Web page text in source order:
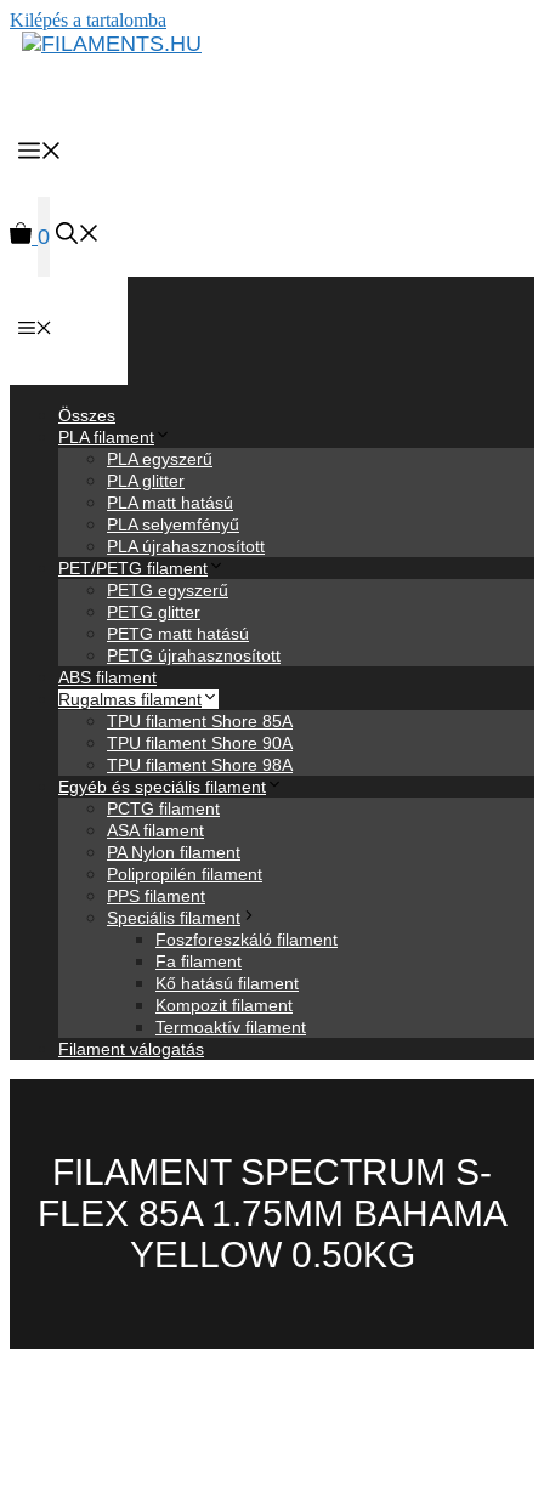
Kilépés a tartalomba
0
Összes
PLA filament
PLA egyszerű
PLA glitter
PLA matt hatású
PLA selyemfényű
PLA újrahasznosított
PET/PETG filament
PETG egyszerű
PETG glitter
PETG matt hatású
PETG újrahasznosított
ABS filament
Rugalmas filament
TPU filament Shore 85A
TPU filament Shore 90A
TPU filament Shore 98A
Egyéb és speciális filament
PCTG filament
ASA filament
PA Nylon filament
Polipropilén filament
PPS filament
Speciális filament
Foszforeszkáló filament
Fa filament
Kő hatású filament
Kompozit filament
Termoaktív filament
Filament válogatás
FILAMENT SPECTRUM S-
FLEX 85A 1.75MM BAHAMA
YELLOW 0.50KG